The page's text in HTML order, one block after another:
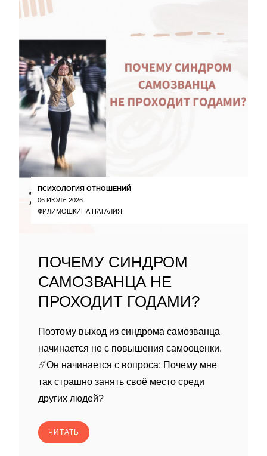
ПСИХОЛОГИЯ ОТНОШЕНИЙ
06 ИЮЛЯ 2026
ФИЛИМОШКИНА НАТАЛИЯ
ПОЧЕМУ СИНДРОМ
САМОЗВАНЦА НЕ
ПРОХОДИТ ГОДАМИ?
Поэтому выход из синдрома самозванца
начинается не с повышения самооценки.
☄️Он начинается с вопроса: Почему мне
так страшно занять своё место среди
других людей?
ЧИТАТЬ